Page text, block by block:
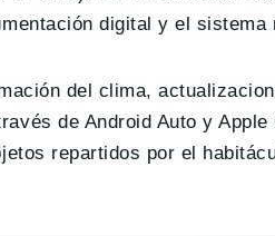
digital y el sistema
del clima,
de Android Auto y Apple
repartidos por el